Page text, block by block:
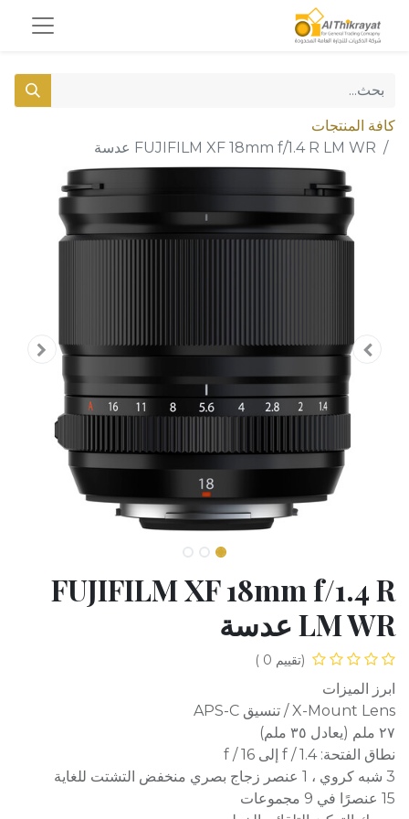
كافة المنتجات
FUJIFILM XF 18mm f/1.4 R LM WR عدسة
FUJIFILM XF 18mm f/1.4 R
LM WR عدسة
(تقييم 0 )
ابرز الميزات
X-Mount Lens / تنسيق APS-C
٢٧ ملم (يعادل ٣٥ ملم)
نطاق الفتحة: f / 1.4 إلى f / 16
3 شبه كروي ، 1 عنصر زجاج بصري منخفض التشتت للغاية
15 عنصرًا في 9 مجموعات